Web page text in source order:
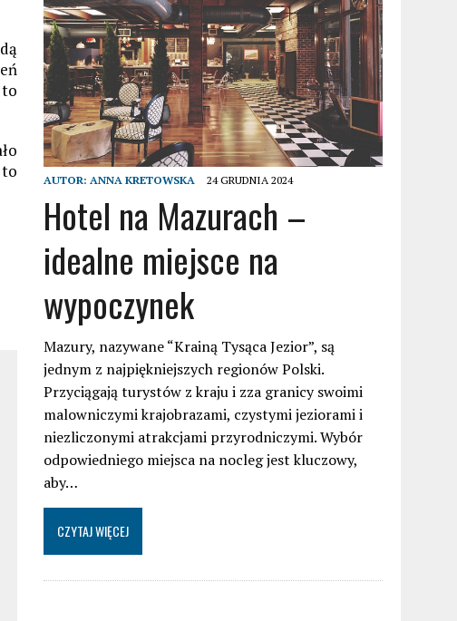
AUTOR: ANNA KRETOWSKA 24 GRUDNIA 2024
Hotel na Mazurach –
idealne miejsce na
wypoczynek
Mazury, nazywane “Krainą Tysąca Jezior”, są
jednym z najpiękniejszych regionów Polski.
Przyciągają turystów z kraju i zza granicy swoimi
malowniczymi krajobrazami, czystymi jeziorami i
niezliczonymi atrakcjami przyrodniczymi. Wybór
odpowiedniego miejsca na nocleg jest kluczowy,
aby…
CZYTAJ WIĘCEJ